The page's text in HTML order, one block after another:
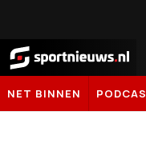
Sportnieuws.nl
NET BINNEN